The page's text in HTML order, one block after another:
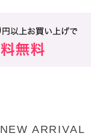
NEW ARRIVAL